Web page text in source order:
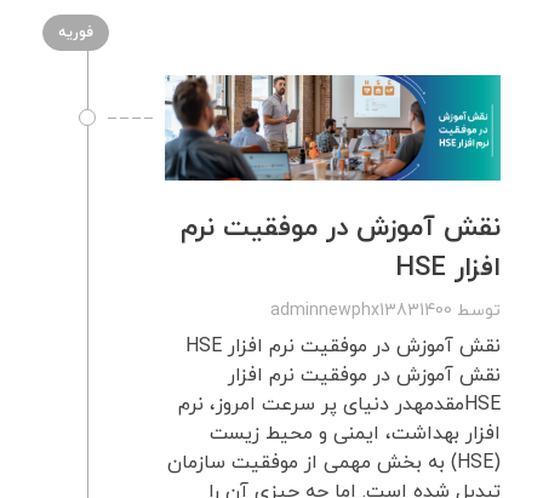
فوریه
نقش آموزش در موفقیت نرم
افزار HSE
توسط adminnewphx13831400
نقش آموزش در موفقیت نرم افزار HSE
نقش آموزش در موفقیت نرم افزار
HSEمقدمهدر دنیای پر سرعت امروز، نرم
افزار بهداشت، ایمنی و محیط زیست
(HSE) به بخش مهمی از موفقیت سازمان
تبدیل شده است. اما چه چیزی آن را